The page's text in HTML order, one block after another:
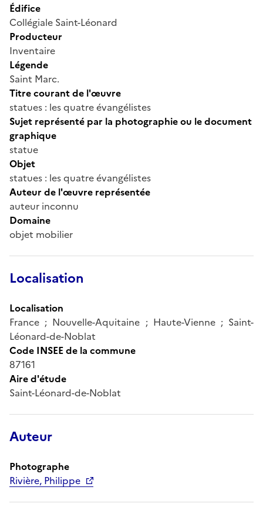
Édifice
Collégiale Saint-Léonard
Producteur
Inventaire
Légende
Saint Marc.
Titre courant de l'œuvre
statues : les quatre évangélistes
Sujet représenté par la photographie ou le document
graphique
statue
Objet
statues : les quatre évangélistes
Auteur de l'œuvre représentée
auteur inconnu
Domaine
objet mobilier
Localisation
Localisation
France ; Nouvelle-Aquitaine ; Haute-Vienne ; Saint-
Léonard-de-Noblat
Code INSEE de la commune
87161
Aire d'étude
Saint-Léonard-de-Noblat
Auteur
Photographe
Rivière, Philippe